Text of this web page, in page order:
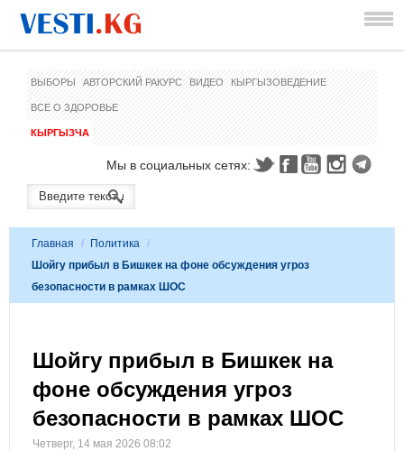
ВЫБОРЫ АВТОРСКИЙ РАКУРС ВИДЕО КЫРГЫЗОВЕДЕНИЕ
ВСЕ О ЗДОРОВЬЕ
КЫРГЫЗЧА
Мы в социальных сетях:
Главная / Политика /
Шойгу прибыл в Бишкек на фоне обсуждения угроз
безопасности в рамках ШОС
Шойгу прибыл в Бишкек на
фоне обсуждения угроз
безопасности в рамках ШОС
Четверг, 14 мая 2026 08:02